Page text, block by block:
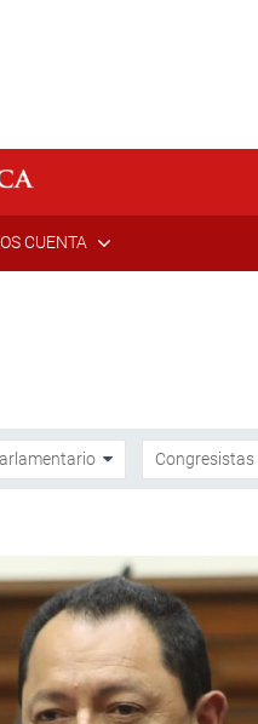
CUENTA